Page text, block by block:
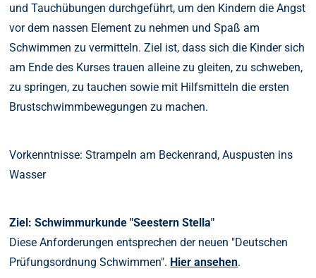
und Tauchübungen durchgeführt, um den Kindern die Angst
vor dem nassen Element zu nehmen und Spaß am
Schwimmen zu vermitteln. Ziel ist, dass sich die Kinder sich
am Ende des Kurses trauen alleine zu gleiten, zu schweben,
zu springen, zu tauchen sowie mit Hilfsmitteln die ersten
Brustschwimmbewegungen zu machen.
Vorkenntnisse: Strampeln am Beckenrand, Auspusten ins
Wasser
Ziel: Schwimmurkunde "Seestern Stella"
Diese Anforderungen entsprechen der neuen "Deutschen
Prüfungsordnung Schwimmen". Hier ansehen.